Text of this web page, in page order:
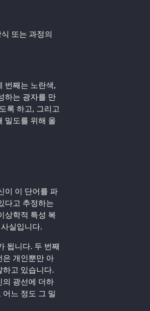
또는 과정의
번째는 노란색,
하는 광자를 만
록 하고, 그리고
밀도를 위해 올
이 이 단어를 파
다고 추정하는
상학적 특성 복
실입니다.
됩니다. 두 번째
은 개인뿐만 아
고 있습니다.
의 광선에 더하
느 정도 그 밀